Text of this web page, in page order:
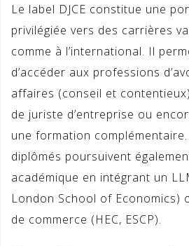
Le label DJCE constitue une
privilégiée vers des carrières
comme à l’international. Il
d’accéder aux professions
affaires (conseil et
de juriste d’entreprise ou
une formation
diplômés poursuivent
académique en intégrant un
London School of Economics)
de commerce (HEC, ESCP).